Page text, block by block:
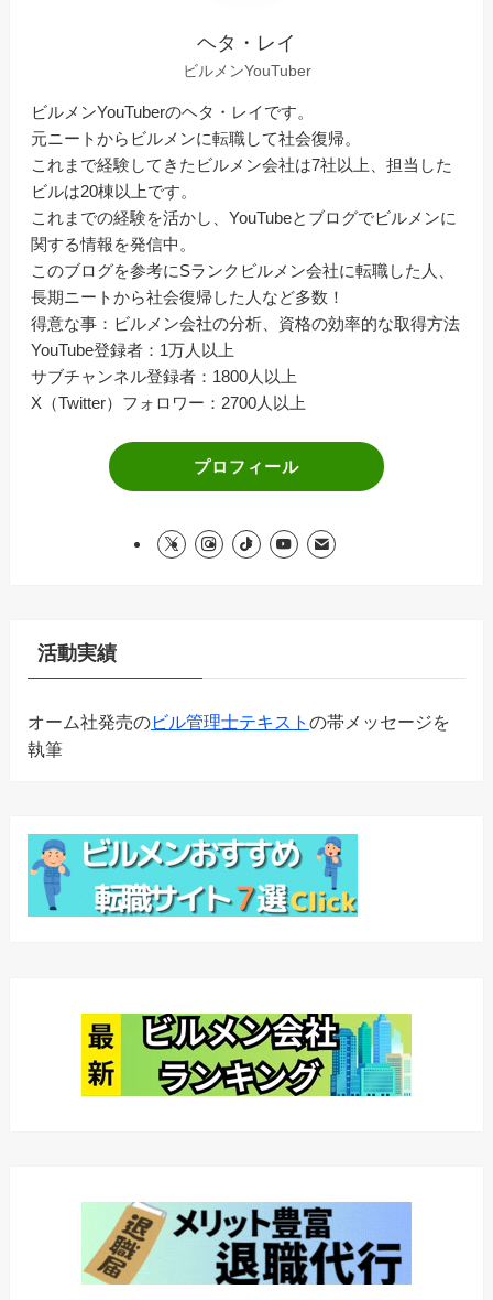
ヘタ・レイ
ビルメンYouTuber
ビルメンYouTuberのヘタ・レイです。
元ニートからビルメンに転職して社会復帰。
これまで経験してきたビルメン会社は7社以上、担当した
ビルは20棟以上です。
これまでの経験を活かし、YouTubeとブログでビルメンに
関する情報を発信中。
このブログを参考にSランクビルメン会社に転職した人、
長期ニートから社会復帰した人など多数！
得意な事：ビルメン会社の分析、資格の効率的な取得方法
YouTube登録者：1万人以上
サブチャンネル登録者：1800人以上
X（Twitter）フォロワー：2700人以上
プロフィール
活動実績
オーム社発売のビル管理士テキスト の帯メッセージを
執筆